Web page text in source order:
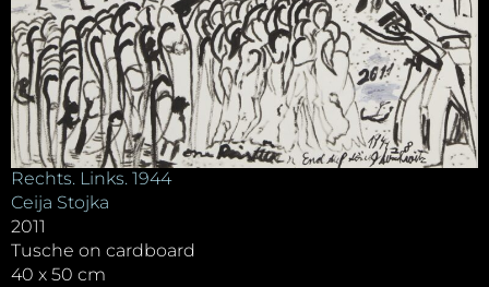
Rechts. Links. 1944
Ceija Stojka
2011
Tusche on cardboard
40 x 50 cm